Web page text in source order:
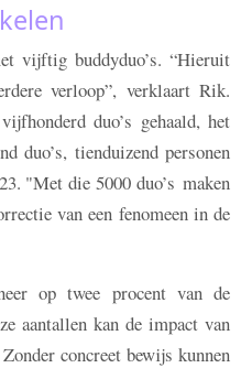
vijftig buddyduo’s. “Hieruit
verloop”, verklaart Rik.
duo’s gehaald, het
duo’s, tienduizend personen
"Met die 5000 duo’s maken
van een fenomeen in de
op twee procent van de
aantallen kan de impact van
concreet bewijs kunnen